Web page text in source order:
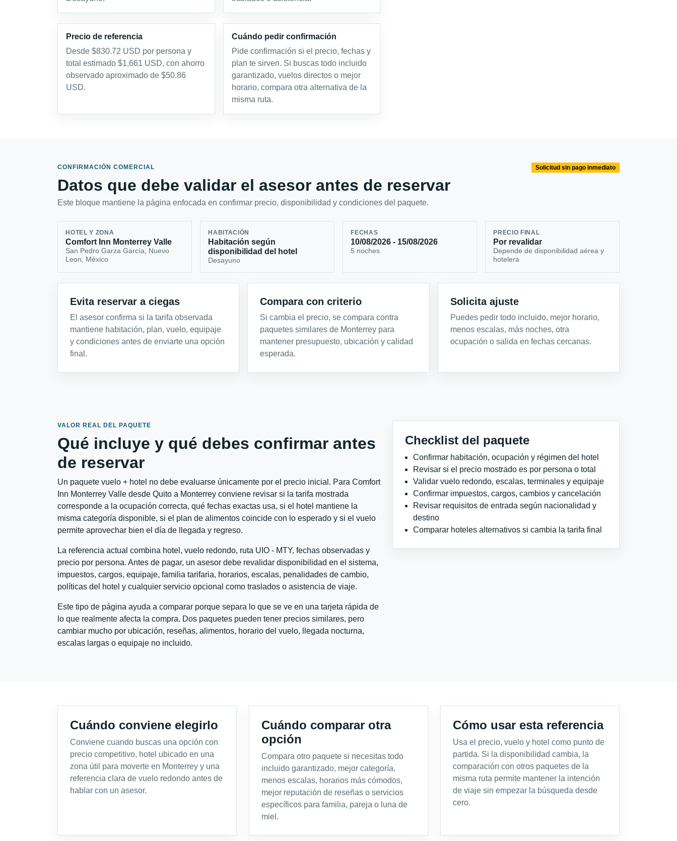
Precio de referencia
Desde $830.72 USD por persona y
total estimado $1,661 USD, con ahorro
observado aproximado de $50.86
USD.
Cuándo pedir confirmación
Pide confirmación si el precio, fechas y
plan te sirven. Si buscas todo incluido
garantizado, vuelos directos o mejor
horario, compara otra alternativa de la
misma ruta.
CONFIRMACIÓN COMERCIAL
Datos que debe validar el asesor antes de reservar
Este bloque mantiene la página enfocada en confirmar precio, disponibilidad y condiciones del paquete.
Solicitud sin pago inmediato
HOTEL Y ZONA
Comfort Inn Monterrey Valle
San Pedro Garza García, Nuevo
Leon, México
HABITACIÓN
Habitación según
disponibilidad del hotel
Desayuno
FECHAS
10/08/2026 - 15/08/2026
5 noches
PRECIO FINAL
Por revalidar
Depende de disponibilidad aérea y
hotelera
Evita reservar a ciegas
El asesor confirma si la tarifa observada
mantiene habitación, plan, vuelo, equipaje
y condiciones antes de enviarte una opción
final.
Compara con criterio
Si cambia el precio, se compara contra
paquetes similares de Monterrey para
mantener presupuesto, ubicación y calidad
esperada.
Solicita ajuste
Puedes pedir todo incluido, mejor horario,
menos escalas, más noches, otra
ocupación o salida en fechas cercanas.
VALOR REAL DEL PAQUETE
Qué incluye y qué debes confirmar antes
de reservar
Un paquete vuelo + hotel no debe evaluarse únicamente por el precio inicial. Para Comfort
Inn Monterrey Valle desde Quito a Monterrey conviene revisar si la tarifa mostrada
corresponde a la ocupación correcta, qué fechas exactas usa, si el hotel mantiene la
misma categoría disponible, si el plan de alimentos coincide con lo esperado y si el vuelo
permite aprovechar bien el día de llegada y regreso.
La referencia actual combina hotel, vuelo redondo, ruta UIO - MTY, fechas observadas y
precio por persona. Antes de pagar, un asesor debe revalidar disponibilidad en el sistema,
impuestos, cargos, equipaje, familia tarifaria, horarios, escalas, penalidades de cambio,
políticas del hotel y cualquier servicio opcional como traslados o asistencia de viaje.
Este tipo de página ayuda a comparar porque separa lo que se ve en una tarjeta rápida de
lo que realmente afecta la compra. Dos paquetes pueden tener precios similares, pero
cambiar mucho por ubicación, reseñas, alimentos, horario del vuelo, llegada nocturna,
escalas largas o equipaje no incluido.
Checklist del paquete
Confirmar habitación, ocupación y régimen del hotel
Revisar si el precio mostrado es por persona o total
Validar vuelo redondo, escalas, terminales y equipaje
Confirmar impuestos, cargos, cambios y cancelación
Revisar requisitos de entrada según nacionalidad y
destino
Comparar hoteles alternativos si cambia la tarifa final
Cuándo conviene elegirlo
Conviene cuando buscas una opción con
precio competitivo, hotel ubicado en una
zona útil para moverte en Monterrey y una
referencia clara de vuelo redondo antes de
hablar con un asesor.
Cuándo comparar otra
opción
Compara otro paquete si necesitas todo
incluido garantizado, mejor categoría,
menos escalas, horarios más cómodos,
mejor reputación de reseñas o servicios
específicos para familia, pareja o luna de
miel.
Cómo usar esta referencia
Usa el precio, vuelo y hotel como punto de
partida. Si la disponibilidad cambia, la
comparación con otros paquetes de la
misma ruta permite mantener la intención
de viaje sin empezar la búsqueda desde
cero.